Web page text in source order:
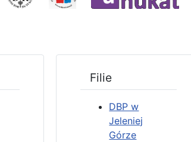
Filie
DBP w
Jeleniej
Górze